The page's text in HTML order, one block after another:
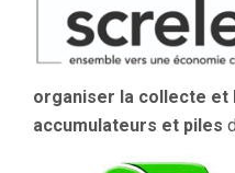
organiser la collecte et
accumulateurs et piles